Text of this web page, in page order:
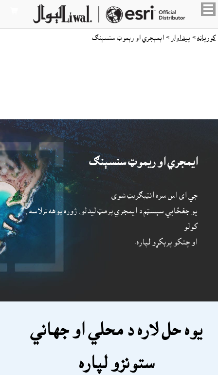
کورپاڼه > پيداوار > اېمېجري او رېموټ سنسېنګ
ايمجري او ريموټ سنسېنګ
جي اى اس سره انټېګرېټ شوى
يو جغځايي سېسټم د ايمجري پرمټ ليدلو, ژوره پوهه ترلاسه
کولو
او چتکو پرېکړو لپاره.
يوه حل لاره د محلي او جهاني
ستونزو لپاره